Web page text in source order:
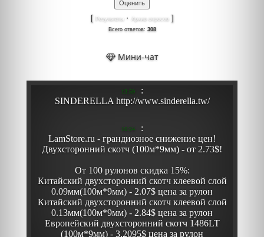
[ Результаты · Архив опросов]
Всего ответов: 308
Мини-чат